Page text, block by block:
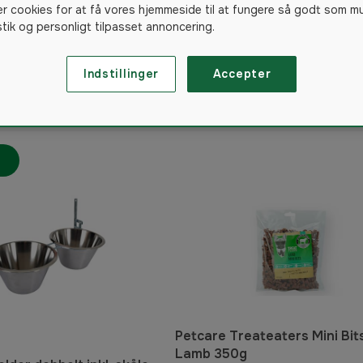
& puder
af husdyr
1794produkter
Petcare Treateaters Mini
Lamb 350g
cookies for at få vores hjemmeside til at fungere så godt som
og personligt tilpasset annoncering.
Indstillinger Accepter